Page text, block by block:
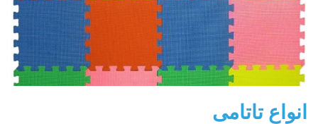
انواع تاتامی